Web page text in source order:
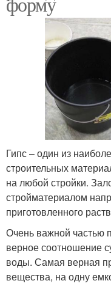
Гипс – один из
строительных
на любой стройки.
стройматериалом
приготовленного
Очень важной частью
верное соотношение
воды. Самая верная
вещества, на одну